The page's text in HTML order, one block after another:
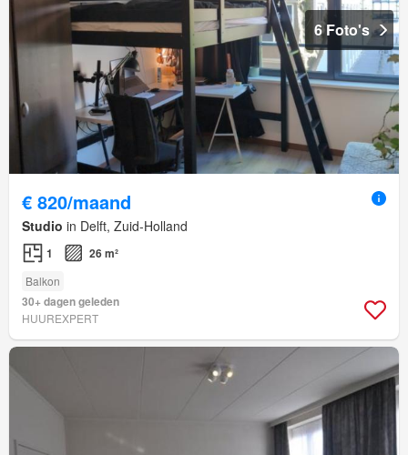
6 Foto's
€ 820/maand
Studio in Delft, Zuid-Holland
1 26 m²
Balkon
30+ dagen geleden
HUUREXPERT